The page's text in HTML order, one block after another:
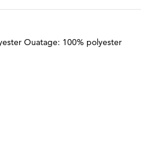
Ouatage: 100% polyester